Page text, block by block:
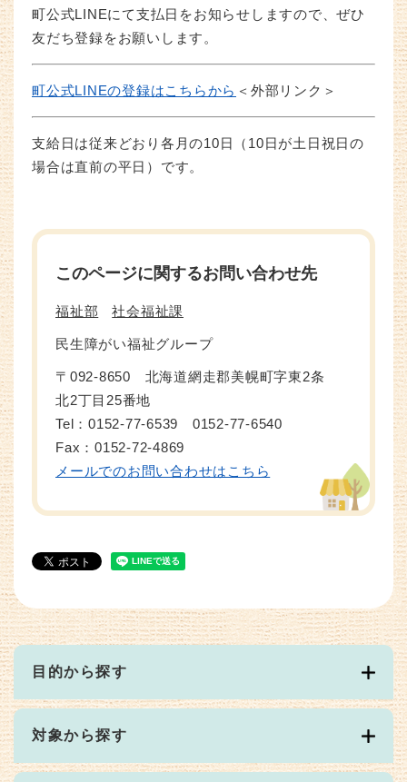
町公式LINEにて支払日をお知らせしますので、ぜひ
友だち登録をお願いします。
町公式LINEの登録はこちらから​ ＜外部リンク＞
支給日は従来どおり各月の10日（10日が土日祝日の
場合は直前の平日）です。​
このページに関するお問い合わせ先
福祉部 社会福祉課
民生障がい福祉グループ
〒092-8650 北海道網走郡美幌町字東2条
北2丁目25番地
Tel：0152-77-6539 0152-77-6540
Fax：0152-72-4869
メールでのお問い合わせはこちら
目的から探す
対象から探す